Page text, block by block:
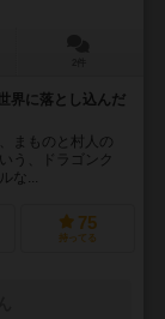
界に落とし込んだ
まものと村人の
う、ドラゴンク
な...
75
持ってる